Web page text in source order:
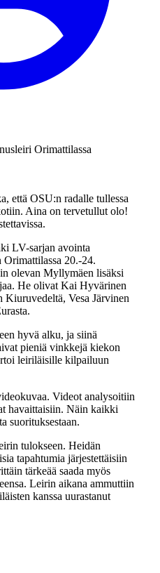
Orimattilassa
että OSU:n radalle tullessa
Aina on tervetullut olo!
LV-sarjan avointa
20.-24.
olevan Myllymäen lisäksi
He olivat Kai Hyvärinen
Vesa Järvinen
hyvä alku, ja siinä
pieniä vinkkejä kiekon
leiriläisille kilpailuun
Videot analysoitiin
havaittaisiin. Näin kaikki
suorituksestaan.
tulokseen. Heidän
tapahtumia järjestettäisiin
tärkeää saada myös
Leirin aikana ammuttiin
kanssa uurastanut